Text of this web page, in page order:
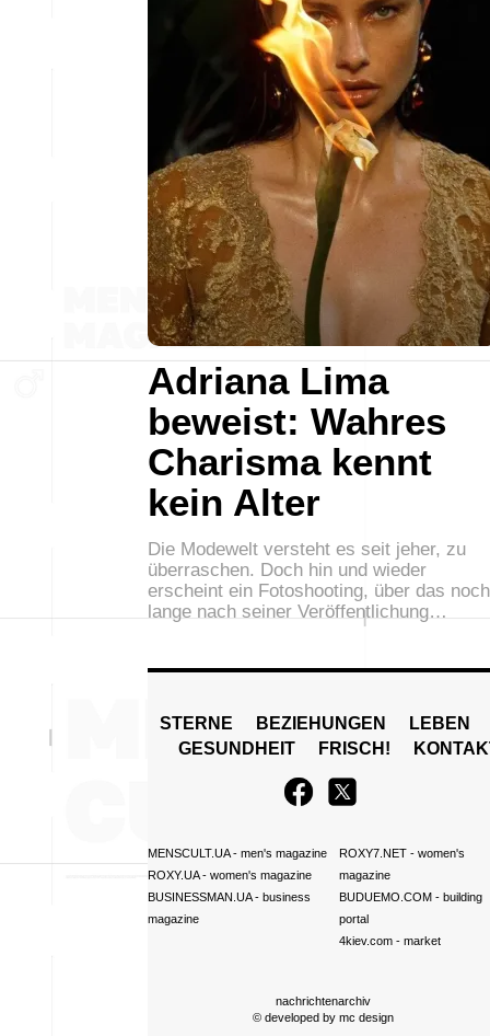
Adriana Lima
beweist: Wahres
Charisma kennt
kein Alter
Die Modewelt versteht es seit jeher, zu
überraschen. Doch hin und wieder
erscheint ein Fotoshooting, über das noch
lange nach seiner Veröffentlichung…
STERNE BEZIEHUNGEN
LEBEN
GESUNDHEIT
FRISCH!
MENSCULT.UA- men's magazine
ROXY.UA- women's magazine
BUSINESSMAN.UA- business
magazine
ROXY7.NET- women's
magazine
BUDUEMO.COM- building
portal
4kiev.com- market
nachrichtenarchiv
© developed by mc design